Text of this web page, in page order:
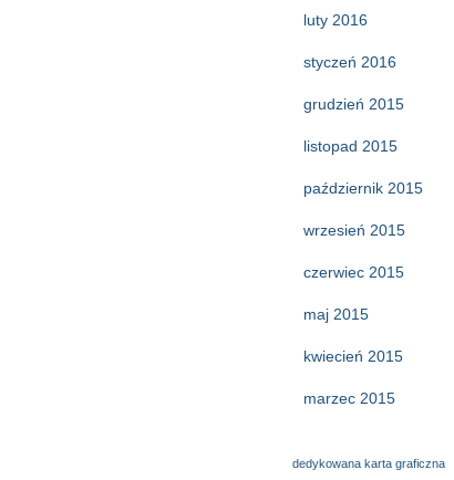
luty 2016
styczeń 2016
grudzień 2015
listopad 2015
październik 2015
wrzesień 2015
czerwiec 2015
maj 2015
kwiecień 2015
marzec 2015
dedykowana karta graficzna